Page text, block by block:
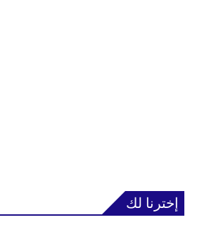
إخترنا لك